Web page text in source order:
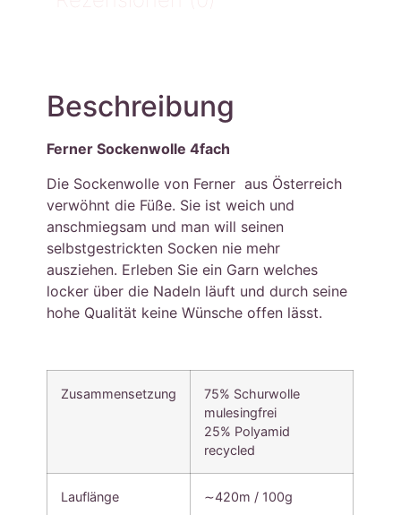
Beschreibung
Ferner Sockenwolle 4fach
Die Sockenwolle von Ferner aus Österreich
verwöhnt die Füße. Sie ist weich und
anschmiegsam und man will seinen
selbstgestrickten Socken nie mehr
ausziehen. Erleben Sie ein Garn welches
locker über die Nadeln läuft und durch seine
hohe Qualität keine Wünsche offen lässt.
Zusammensetzung
75% Schurwolle
mulesingfrei
25% Polyamid
recycled
Lauflänge ∼420m / 100g